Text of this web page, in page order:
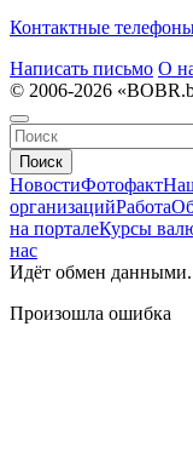
Контактные
Написать письмо О
© 2006-2026
Поиск
НовостиФотофакт
организацийРабота
на порталеКурсы
нас
Идёт обмен
Произошла ошибка